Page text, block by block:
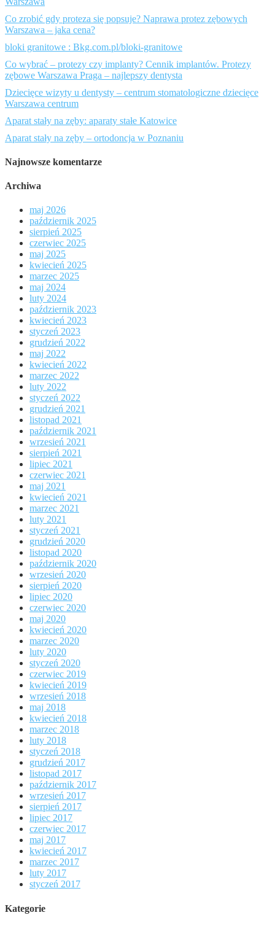
Co zrobić gdy proteza się popsuje? Naprawa protez zębowych
Warszawa – jaka cena?
bloki granitowe : Bkg.com.pl/bloki-granitowe
Co wybrać – protezy czy implanty? Cennik implantów. Protezy
zębowe Warszawa Praga – najlepszy dentysta
Dziecięce wizyty u dentysty – centrum stomatologiczne dziecięce
Warszawa centrum
Aparat stały na zęby: aparaty stałe Katowice
Aparat stały na zęby – ortodoncja w Poznaniu
Najnowsze komentarze
Archiwa
maj 2026
październik 2025
sierpień 2025
czerwiec 2025
maj 2025
kwiecień 2025
marzec 2025
maj 2024
luty 2024
październik 2023
kwiecień 2023
styczeń 2023
grudzień 2022
maj 2022
kwiecień 2022
marzec 2022
luty 2022
styczeń 2022
grudzień 2021
listopad 2021
październik 2021
wrzesień 2021
sierpień 2021
lipiec 2021
czerwiec 2021
maj 2021
kwiecień 2021
marzec 2021
luty 2021
styczeń 2021
grudzień 2020
listopad 2020
październik 2020
wrzesień 2020
sierpień 2020
lipiec 2020
czerwiec 2020
maj 2020
kwiecień 2020
marzec 2020
luty 2020
styczeń 2020
czerwiec 2019
kwiecień 2019
wrzesień 2018
maj 2018
kwiecień 2018
marzec 2018
luty 2018
styczeń 2018
grudzień 2017
listopad 2017
październik 2017
wrzesień 2017
sierpień 2017
lipiec 2017
czerwiec 2017
maj 2017
kwiecień 2017
marzec 2017
luty 2017
styczeń 2017
Kategorie